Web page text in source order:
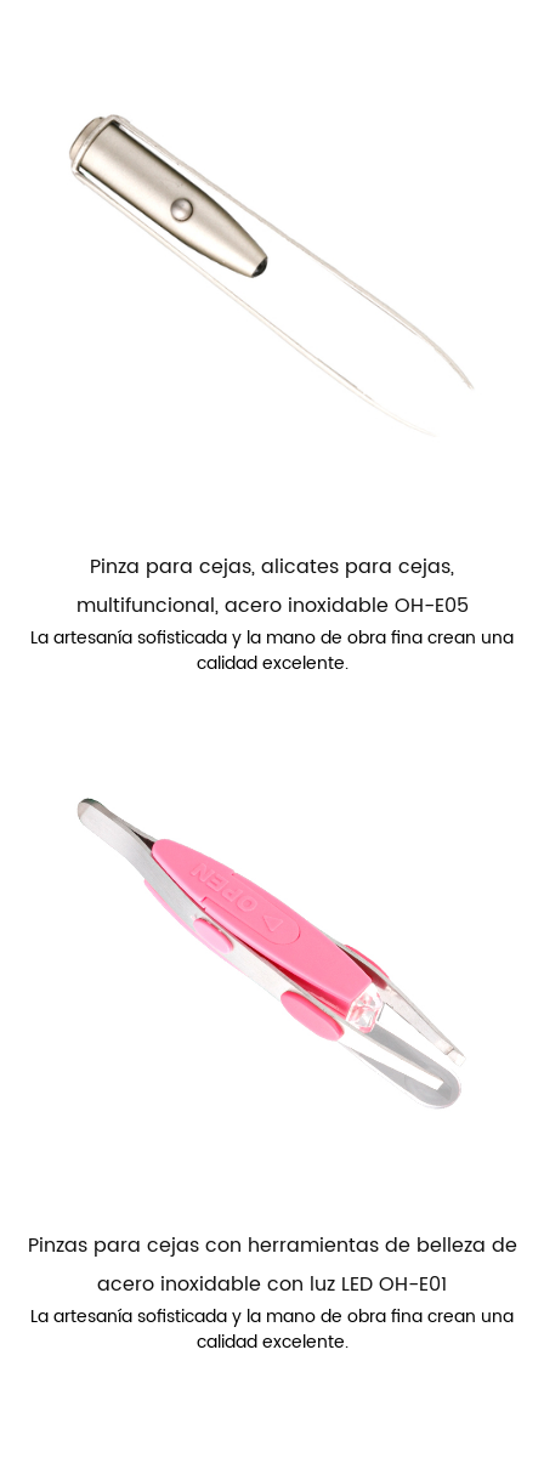
Pinza para cejas, alicates para cejas,
multifuncional, acero inoxidable OH-E05
La artesanía sofisticada y la mano de obra fina crean una
calidad excelente.
Pinzas para cejas con herramientas de belleza de
acero inoxidable con luz LED OH-E01
La artesanía sofisticada y la mano de obra fina crean una
calidad excelente.